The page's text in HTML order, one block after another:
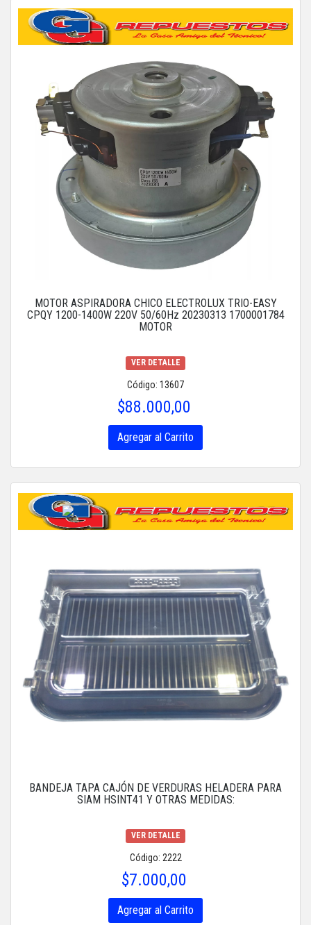
MOTOR ASPIRADORA CHICO ELECTROLUX TRIO-EASY
CPQY 1200-1400W 220V 50/60Hz 20230313 1700001784
MOTOR
VER DETALLE
Código: 13607
$88.000,00
Agregar al Carrito
BANDEJA TAPA CAJÓN DE VERDURAS HELADERA PARA
SIAM HSINT41 Y OTRAS MEDIDAS:
VER DETALLE
Código: 2222
$7.000,00
Agregar al Carrito